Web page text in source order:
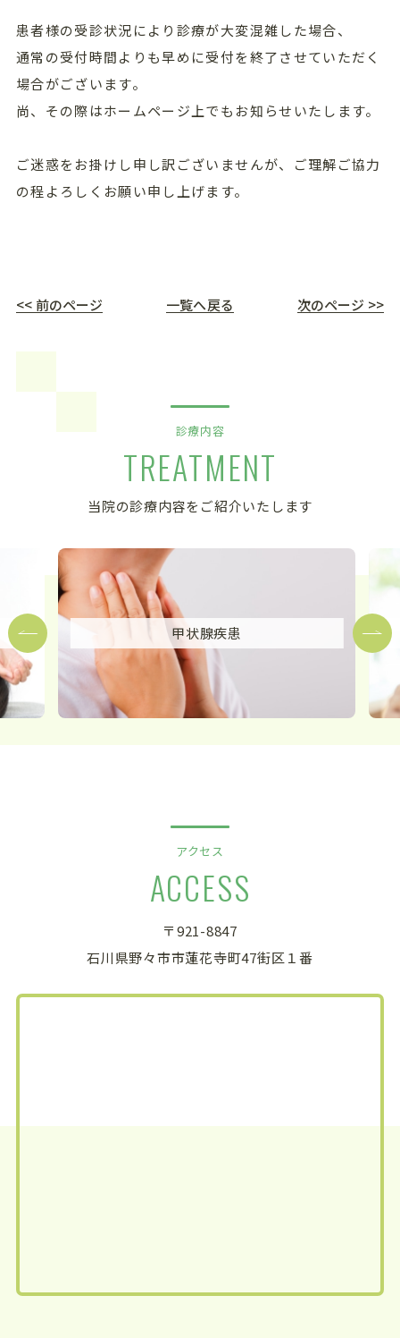
患者様の受診状況により診療が大変混雑した場合、
通常の受付時間よりも早めに受付を終了させていただく
場合がございます。
尚、その際はホームページ上でもお知らせいたします。
ご迷惑をお掛けし申し訳ございませんが、ご理解ご協力
の程よろしくお願い申し上げます。
<< 前のページ 一覧へ戻る 次のページ >>
診療内容
TREATMENT
当院の診療内容をご紹介いたします
甲状腺疾患
アクセス
ACCESS
〒921-8847
石川県野々市市蓮花寺町47街区１番